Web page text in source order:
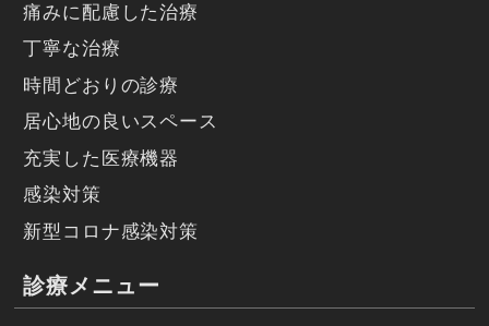
痛みに配慮した治療
丁寧な治療
時間どおりの診療
居心地の良いスペース
充実した医療機器
感染対策
新型コロナ感染対策
診療メニュー